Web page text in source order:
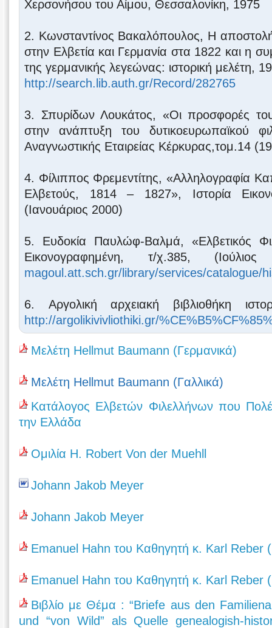
Χερσονήσου του Αίμου, Θεσσαλονίκη, 1975
2. Κωνσταντίνος Βακαλόπουλος, Η
στην Ελβετία και Γερμανία στα 1822 και η
της γερμανικής λεγεώνας: ιστορική μελέτη,
http://search.lib.auth.gr/Record/282765
3. Σπυρίδων Λουκάτος, «Οι προσφορές
στην ανάπτυξη του δυτικοευρωπαϊκού
Αναγνωστικής Εταιρείας Κέρκυρας,τομ.14
4. Φίλιππος Φρεμεντίτης, «Αλληλογραφία
Ελβετούς, 1814 – 1827», Ιστορία
(Ιανουάριος 2000)
5. Ευδοκία Παυλώφ-Βαλμά, «Ελβετικός
Εικονογραφημένη, τ/χ.385,
magoul.att.sch.gr/library/services/catalogue/
6. Αργολική αρχειακή βιβλιοθήκη
http://argolikivivliothiki.gr/
Μελέτη Hellmut Baumann (Γερμανικά)
Μελέτη Hellmut Baumann (Γαλλικά)
Κατάλογος Ελβετών Φιλελλήνων που
την Ελλάδα
Ομιλία H. Robert Von der Muehll
Johann Jakob Meyer
Johann Jakob Meyer
Emanuel Hahn του Καθηγητή κ. Karl Reber
Emanuel Hahn του Καθηγητή κ. Karl Reber
Βιβλίο με Θέμα : “Briefe aus den
und “von Wild” als Quelle genealogish-